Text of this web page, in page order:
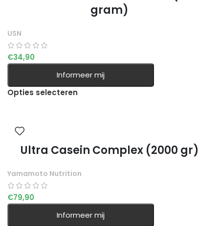
gram)
USN
€34,90
Informeer mij
Opties selecteren
Ultra Casein Complex (2000 gr)
Yamamoto Nutrition
€79,90
Informeer mij